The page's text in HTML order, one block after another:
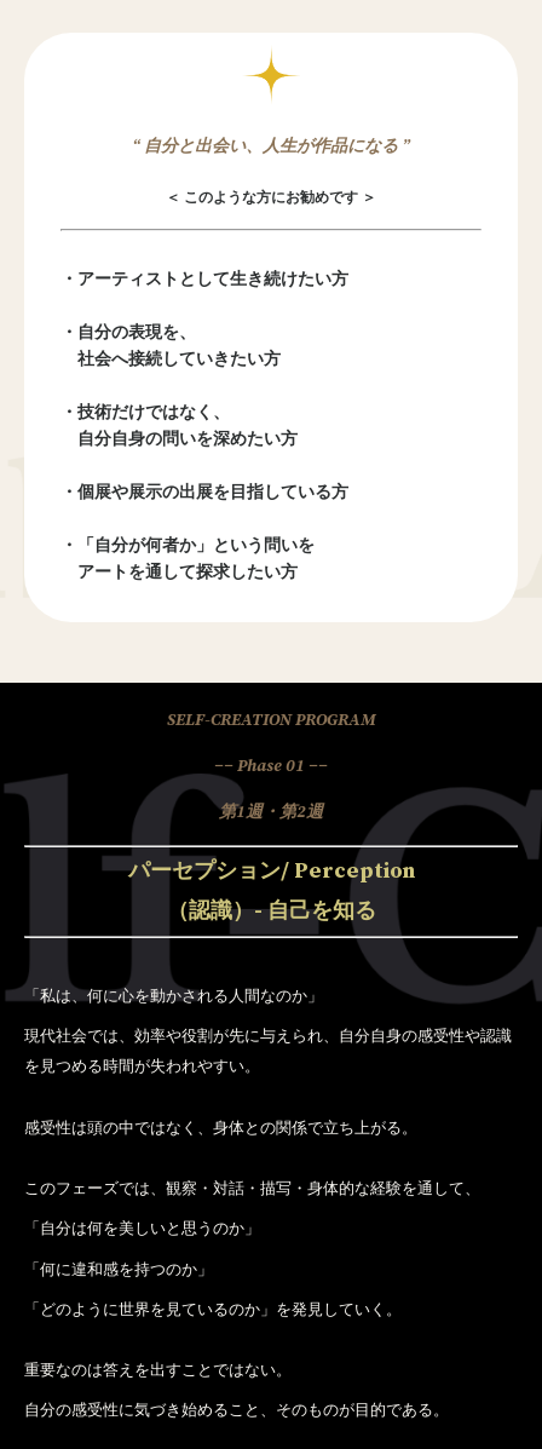
“ 自分と出会い、人生が作品になる ”
＜ このような方にお勧めです ＞
・アーティストとして生き続けたい方
・自分の表現を、
社会へ接続していきたい方
・技術だけではなく、
自分自身の問いを深めたい方
・個展や展示の出展を目指している方
・「自分が何者か」という問いを
アートを通して探求したい方
SELF-CREATION PROGRAM
−− Phase 01 −−
第1週・第2週
パーセプション/ Perception
（認識）- 自己を知る
「私は、何に心を動かされる人間なのか」
現代社会では、効率や役割が先に与えられ、自分自身の感受性や認識
を見つめる時間が失われやすい。
感受性は頭の中ではなく、身体との関係で立ち上がる。
このフェーズでは、観察・対話・描写・身体的な経験を通して、
「自分は何を美しいと思うのか」
「何に違和感を持つのか」
「どのように世界を見ているのか」を発見していく。
重要なのは答えを出すことではない。
自分の感受性に気づき始めること、そのものが目的である。